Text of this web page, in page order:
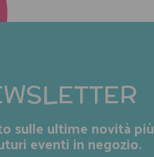
sulle ultime novità più
eventi in negozio.